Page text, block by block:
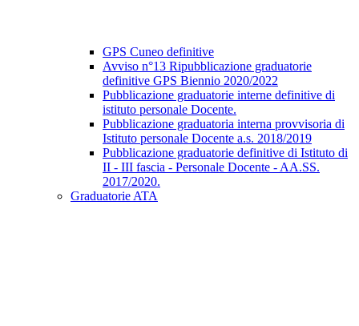
GPS Cuneo definitive
Avviso n°13 Ripubblicazione graduatorie
definitive GPS Biennio 2020/2022
Pubblicazione graduatorie interne definitive di
istituto personale Docente.
Pubblicazione graduatoria interna provvisoria di
Istituto personale Docente a.s. 2018/2019
Pubblicazione graduatorie definitive di Istituto di
II - III fascia - Personale Docente - AA.SS.
2017/2020.
Graduatorie ATA